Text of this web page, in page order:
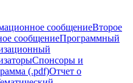
сообщениеВторое
сообщениеПрограммный
Спонсоры и
(.pdf)Отчет о